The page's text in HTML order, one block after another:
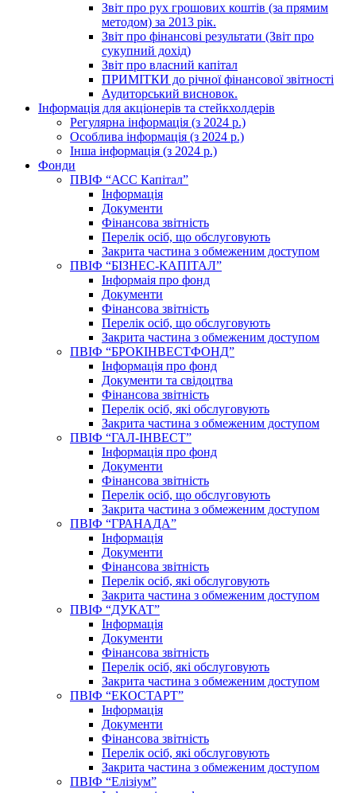
Звіт про рух грошових коштів (за прямим
методом) за 2013 рік.
Звіт про фінансові результати (Звіт про
сукупний дохід)
Звіт про власний капітал
ПРИМІТКИ до річної фінансової звітності
Аудиторський висновок.
Інформація для акціонерів та стейкхолдерів
Регулярна інформація (з 2024 р.)
Особлива інформація (з 2024 р.)
Інша інформація (з 2024 р.)
Фонди
ПВІФ “АСС Капітал”
Інформація
Документи
Фінансова звітність
Перелік осіб, що обслуговують
Закрита частина з обмеженим доступом
ПВІФ “БІЗНЕС-КАПІТАЛ”
Інформаія про фонд
Документи
Фінансова звітність
Перелік осіб, що обслуговують
Закрита частина з обмеженим доступом
ПВІФ “БРОКІНВЕСТФОНД”
Інформація про фонд
Документи та свідоцтва
Фінансова звітність
Перелік осіб, які обслуговують
Закрита частина з обмеженим доступом
ПВІФ “ГАЛ-ІНВЕСТ”
Інформація про фонд
Документи
Фінансова звітність
Перелік осіб, що обслуговують
Закрита частина з обмеженим доступом
ПВІФ “ГРАНАДА”
Інформація
Документи
Фінансова звітність
Перелік осіб, які обслуговують
Закрита частина з обмеженим доступом
ПВІФ “ДУКАТ”
Інформація
Документи
Фінансова звітність
Перелік осіб, які обслуговують
Закрита частина з обмеженим доступом
ПВІФ “ЕКОСТАРТ”
Інформація
Документи
Фінансова звітність
Перелік осіб, які обслуговують
Закрита частина з обмеженим доступом
ПВІФ “Елізіум”